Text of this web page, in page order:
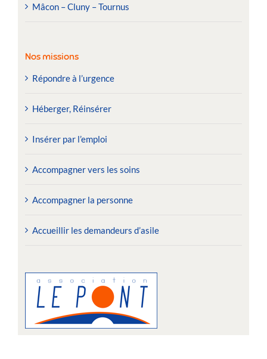
Mâcon – Cluny – Tournus
Nos missions
Répondre à l’urgence
Héberger, Réinsérer
Insérer par l’emploi
Accompagner vers les soins
Accompagner la personne
Accueillir les demandeurs d’asile